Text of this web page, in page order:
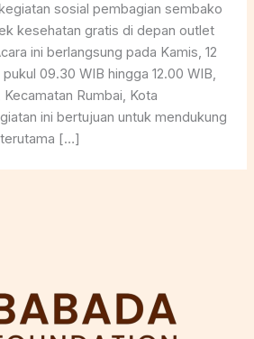
sosial pembagian sembako
kesehatan gratis di depan outlet
ini berlangsung pada Kamis, 12
09.30 WIB hingga 12.00 WIB,
Rumbai, Kota
ini bertujuan untuk mendukung
[…]